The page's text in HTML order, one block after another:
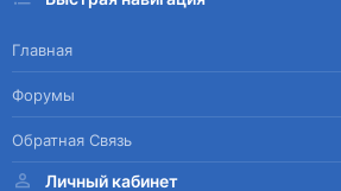
Главная
Форумы
Обратная Связь
Личный кабинет